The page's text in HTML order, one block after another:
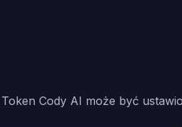
Cody AI może być